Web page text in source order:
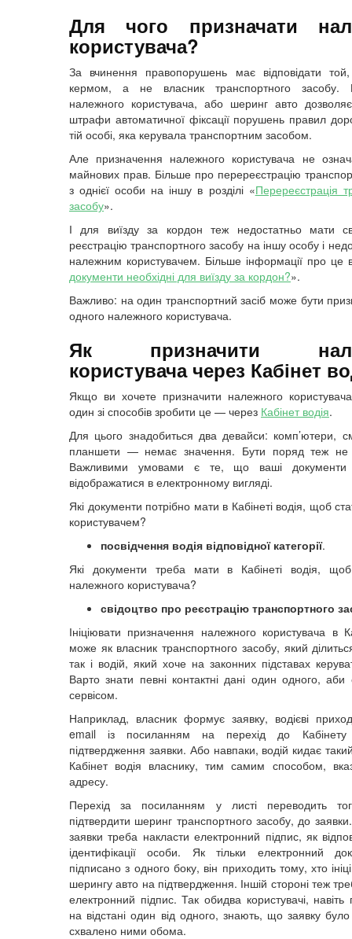
Для чого призначати
користувача?
За вчинення правопорушень має відповідати
кермом, а не власник транспортного засобу.
належного користувача, або шеринг авто
штрафи автоматичної фіксації порушень правил
тій особі, яка керувала транспортним засобом.
Але призначення належного користувача не
майнових прав. Більше про перереєстрацію
з однієї особи на іншу в розділі «Перереєстрація
засобу».
І для виїзду за кордон теж недостатньо мати
реєстрацію транспортного засобу на іншу особу і
належним користувачем. Більше інформації про це
документи необхідні для виїзду за кордон?».
Важливо: на один транспортний засіб може бути
одного належного користувача.
Як призначити
користувача через Кабінет
Якщо ви хочете призначити належного
один зі способів зробити це — через Кабінет водія.
Для цього знадобиться два девайси: комп’ютери,
планшети — немає значення. Бути поряд теж не
Важливими умовами є те, що ваші
відображатися в електронному вигляді.
Які документи потрібно мати в Кабінеті водія, щоб
користувачем?
посвідчення водія відповідної категорії.
Які документи треба мати в Кабінеті водія,
належного користувача?
свідоцтво про реєстрацію транспортного
Ініціювати призначення належного користувача в
може як власник транспортного засобу, який
так і водій, який хоче на законних підставах
Варто знати певні контактні дані один одного, аби
сервісом.
Наприклад, власник формує заявку, водієві
email із посиланням на перехід до
підтвердження заявки. Або навпаки, водій кидає
Кабінет водія власнику, тим самим способом,
адресу.
Перехід за посиланням у листі переводить
підтвердити шеринг транспортного засобу, до заявки.
заявки треба накласти електронний підпис, як
ідентифікації особи. Як тільки електронний
підписано з одного боку, він приходить тому, хто
шерингу авто на підтвердження. Іншій стороні теж
електронний підпис. Так обидва користувачі,
на відстані один від одного, знають, що заявку було
схвалено ними обома.